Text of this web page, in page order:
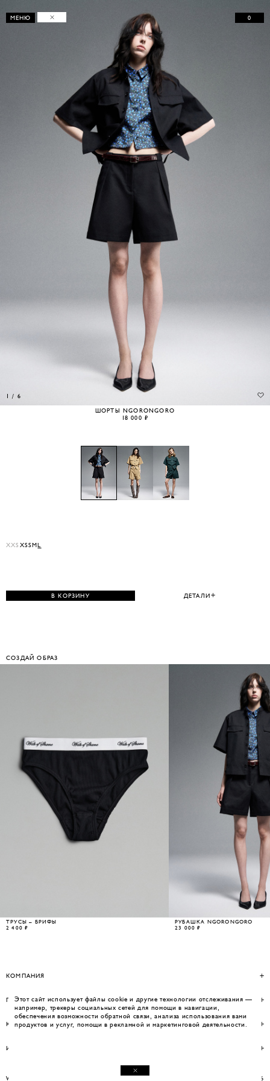
МЕНЮ 0
1 / 6
ШОРТЫ NGORONGORO
18 000 ₽
XXS XSSML
ДЕТАЛИ
В КОРЗИНУ
СОЗДАЙ ОБРАЗ
ТРУСЫ – БРИФЫ
2 400 ₽
РУБАШКА NGORONGORO
23 000 ₽
КОМПАНИЯ
ПОМОЩЬ
КОНТАКТЫ
ИНФОРМАЦИЯ
WEBSITE BY UMWELT © WOS 2026
Этот сайт использует файлы cookie и другие технологии отслеживания —
например, трекеры социальных сетей для помощи в навигации,
обеспечения возможности обратной связи, анализа использования вами
продуктов и услуг, помощи в рекламной и маркетинговой деятельности.